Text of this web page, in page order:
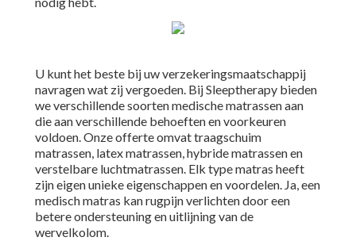
U kunt het beste bij uw verzekeringsmaatschappij
navragen wat zij vergoeden. Bij Sleeptherapy bieden
we verschillende soorten medische matrassen aan
die aan verschillende behoeften en voorkeuren
voldoen. Onze offerte omvat traagschuim
matrassen, latex matrassen, hybride matrassen en
verstelbare luchtmatrassen. Elk type matras heeft
zijn eigen unieke eigenschappen en voordelen. Ja, een
medisch matras kan rugpijn verlichten door een
betere ondersteuning en uitlijning van de
wervelkolom.